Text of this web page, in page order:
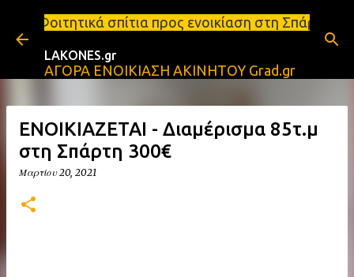
Μετάβαση στο κύριο περιεχόμενο
προς ενοικίαση στη Σπάρτη Ενοικιάσεις
LAKONES.gr
ΑΓΟΡΑ ΕΝΟΙΚΙΑΣΗ ΑΚΙΝΗΤΟΥ Grad.gr
ENOIKIAZETAI - Διαμέρισμα 85τ.μ
στη Σπάρτη 300€
Μαρτίου 20, 2021